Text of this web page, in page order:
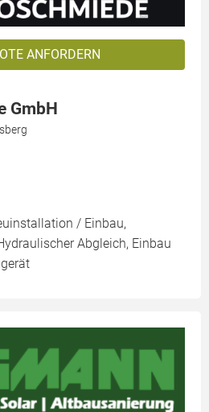
ANFORDERN
GmbH
/ Einbau,
Abgleich, Einbau